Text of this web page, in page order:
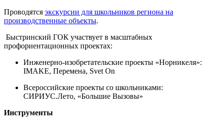
Проводятся экскурсии для школьников региона на
производственные объекты.
Быстринский ГОК участвует в масштабных
профориентационных проектах:
Инженерно-изобретательские проекты «Норникеля»:
IMAKE, Перемена, Svet On
Всероссийские проекты со школьниками:
СИРИУС.Лето, «Большие Вызовы»
Инструменты